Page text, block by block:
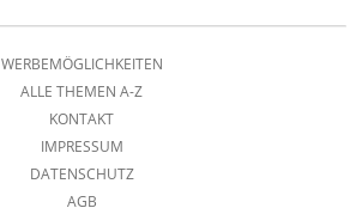
WERBEMÖGLICHKEITEN
ALLE THEMEN A-Z
KONTAKT
IMPRESSUM
DATENSCHUTZ
AGB